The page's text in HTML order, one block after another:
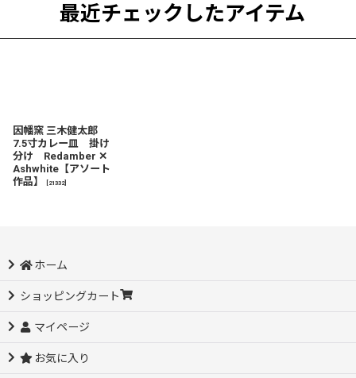
最近チェックしたアイテム
因幡窯 三木健太郎
7.5寸カレー皿 掛け
分け Redamber ✕
Ashwhite【アソート
作品】
21332]
ホーム
ショッピングカート
マイページ
お気に入り